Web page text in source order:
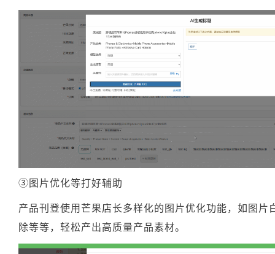
③图片优化等打好辅助
产品刊登使用芒果店长多样化的图片优化功能，如图片
除等等，轻松产出高质量产品素材。